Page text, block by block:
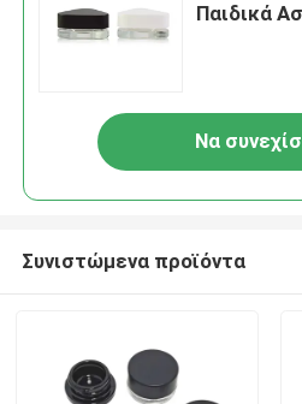
Παιδικά
Να
Συνιστώμενα προϊόντα